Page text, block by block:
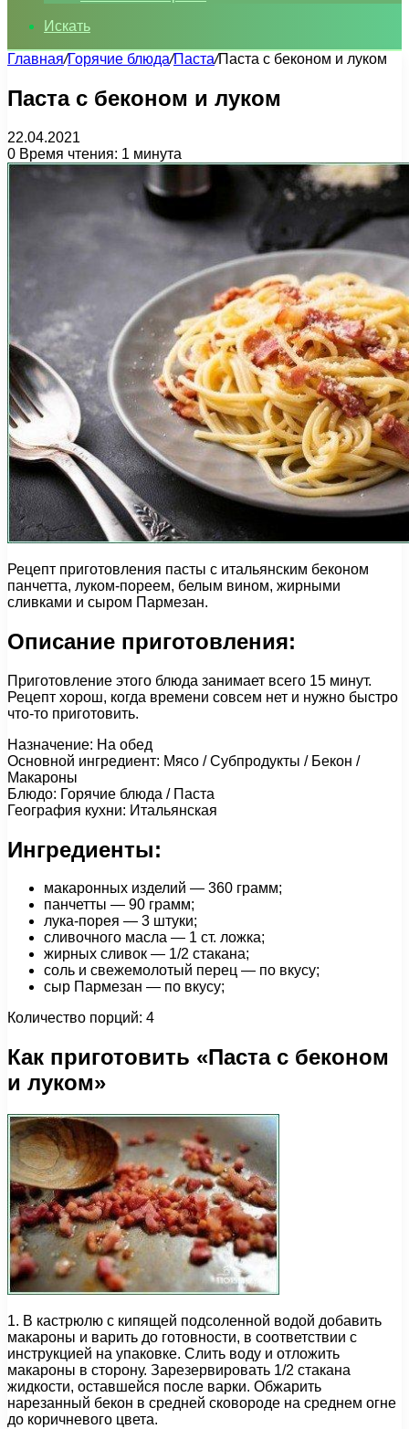
Искать
Главная/Горячие блюда/Паста/Паста с беконом и луком
Паста с беконом и луком
22.04.2021
0 Время чтения: 1 минута
Рецепт приготовления пасты с итальянским беконом
панчетта, луком-пореем, белым вином, жирными
сливками и сыром Пармезан.
Описание приготовления:
Приготовление этого блюда занимает всего 15 минут.
Рецепт хорош, когда времени совсем нет и нужно быстро
что-то приготовить.
Назначение: На обед
Основной ингредиент: Мясо / Субпродукты / Бекон /
Макароны
Блюдо: Горячие блюда / Паста
География кухни: Итальянская
Ингредиенты:
макаронных изделий — 360 грамм;
панчетты — 90 грамм;
лука-порея — 3 штуки;
сливочного масла — 1 ст. ложка;
жирных сливок — 1/2 стакана;
соль и свежемолотый перец — по вкусу;
сыр Пармезан — по вкусу;
Количество порций: 4
Как приготовить «Паста с беконом
и луком»
1. В кастрюлю с кипящей подсоленной водой добавить
макароны и варить до готовности, в соответствии с
инструкцией на упаковке. Слить воду и отложить
макароны в сторону. Зарезервировать 1/2 стакана
жидкости, оставшейся после варки. Обжарить
нарезанный бекон в средней сковороде на среднем огне
до коричневого цвета.